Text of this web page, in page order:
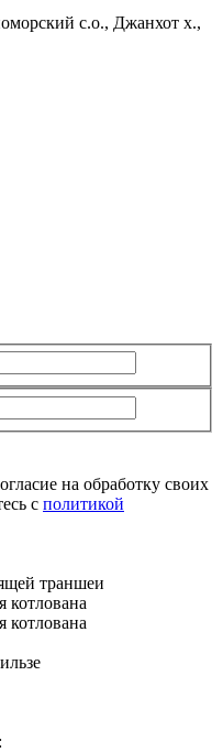
с.о., Джанхот х.,
на обработку своих
с политикой
траншеи
котлована
котлована